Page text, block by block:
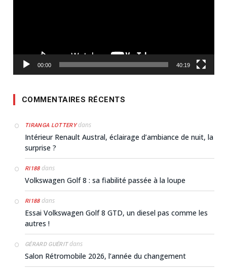
00:00 40:19
COMMENTAIRES RÉCENTS
TIRANGA LOTTERYdans
Intérieur Renault Austral, éclairage d’ambiance de nuit, la
surprise ?
RI188dans
Volkswagen Golf 8 : sa fiabilité passée à la loupe
RI188dans
Essai Volkswagen Golf 8 GTD, un diesel pas comme les
autres !
GÉRARD GUÉRITdans
Salon Rétromobile 2026, l’année du changement